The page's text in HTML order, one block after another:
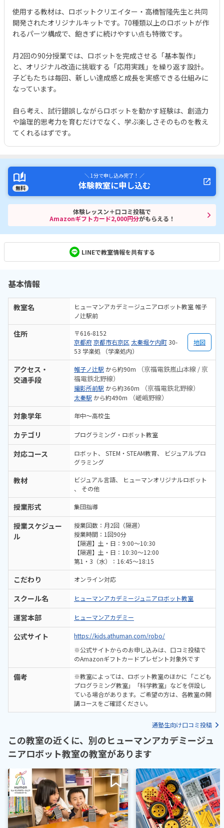
使用する教材は、ロボットクリエイター・高橋智隆先生と共同
開発されたオリジナルキットです。70種類以上のロボットが作
れるパーツ構成で、飽きずに続けやすい点も特徴です。
月2回の90分授業では、ロボットを完成させる「基本製作」
と、オリジナル改造に挑戦する「応用実践」を繰り返す設計。
子どもたちは毎回、新しい達成感と成長を実感できる仕組みに
なっています。
自ら考え、試行錯誤しながらロボットを動かす経験は、創造力
や論理的思考力を育むだけでなく、学ぶ楽しさそのものを教え
てくれるはずです。
無料
＼ 1分で申し込み完了！ ／
体験教室に申し込む
体験レッスン＋口コミ投稿で
Amazonギフトカード2,000円分がもらえる！
LINEで教室情報を共有する
基本情報
教室名
ヒューマンアカデミージュニアロボット教室 帷子
ノ辻駅前
住所
〒616-8152
京都府京都市右京区 太秦堀ケ内町30-
53 学楽処 （学楽処内）
地図
アクセス・
交通手段
帷子ノ辻駅 から約90m
（京福電鉄嵐山本線 / 京
福電鉄北野線）
撮影所前駅 から約360m （京福電鉄北野線）
太秦駅 から約490m （嵯峨野線）
対象学年 年中～高校生
カテゴリ プログラミング・ロボット教室
対応コース ロボット STEM・STEAM教育
ビジュアルプロ
グラミング
教材 ビジュアル言語
ヒューマンオリジナルロボット
その他
授業形式 集団指導
授業スケジュー
ル
授業回数：月2回（隔週）
授業時間：1回90分
【隔週】土・日：9:00～10:30
【隔週】土・日：10:30～12:00
第1・3（水）：16:45～18:15
こだわり オンライン対応
スクール名 ヒューマンアカデミージュニアロボット教室
運営本部 ヒューマンアカデミー
公式サイト
https://kids.athuman.com/robo/
※公式サイトからのお申し込みは、口コミ投稿で
のAmazonギフトカードプレゼント対象外です
備考
※教室によっては、ロボット教室のほかに「こども
プログラミング教室」「科学教室」などを併設し
ている場合があります。ご希望の方は、各教室の開
講コースをご確認ください。
通塾生向け口コミ投稿
この教室の近くに、別のヒューマンアカデミージュ
ニアロボット教室の教室があります